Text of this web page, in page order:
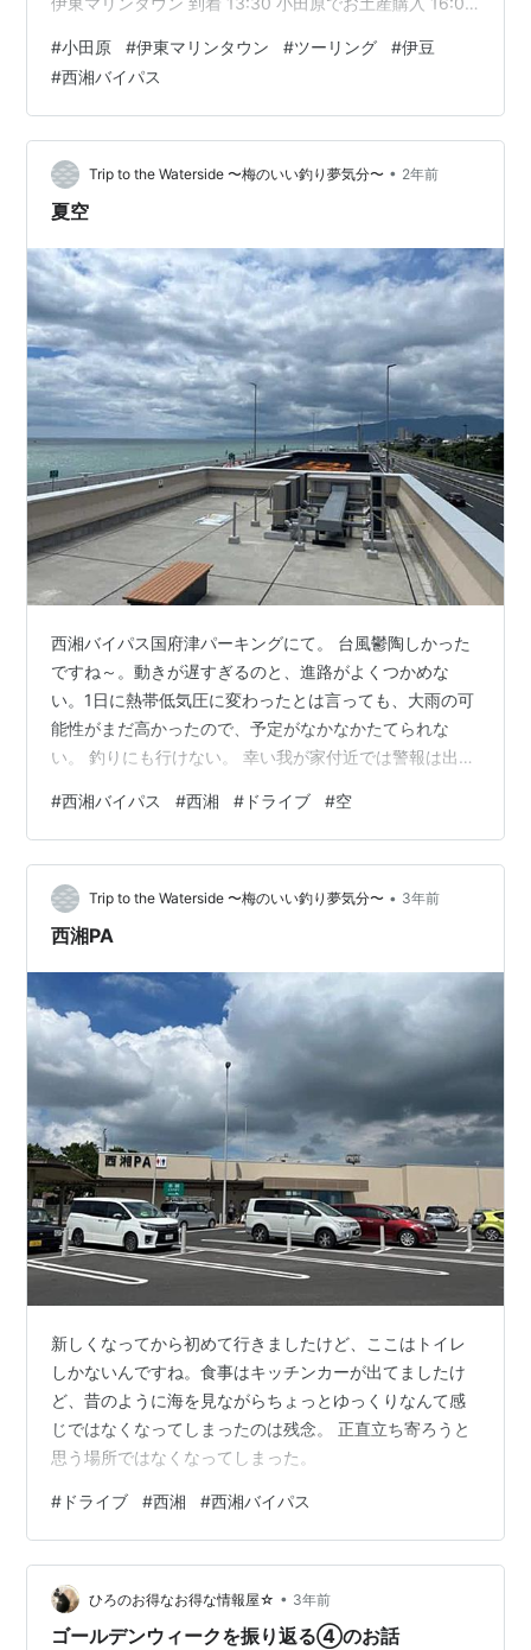
たくなったので、久々に伊豆まで行くことに。 突然です
が明日は伊豆へ行きます。早起きせねば。 — せきうスト
ーブ (@oilstoven025) 2024年9月6日 当日 7:00 出発 6
時起床。朝から少し頭痛がする。 朝食食べて準備して、
水…
#小田原 #伊東マリンタウン #ツーリング #伊豆
#西湘バイパス
Trip to the Waterside 〜梅のいい釣り夢気分〜 • 2年前
夏空
西湘バイパス国府津パーキングにて。 台風鬱陶しかった
ですね～。動きが遅すぎるのと、進路がよくつかめな
い。1日に熱帯低気圧に変わったとは言っても、大雨の可
能性がまだ高かったので、予定がなかなかたてられな
い。 釣りにも行けない。 幸い我が家付近では警報は出る
被害に遭われてしまった方々にはお見舞いを申し上げま
す。 昨日から横浜は天候も回復し若干の暑さが戻っては
きましたが、この先また真夏のような暑さが戻ってくる
のか？ はたまた9月に入ったこともあり、秋の風を感じ
られるようになるのか？ どちらにしても夏空の景色は少
#西湘バイパス #西湘 # ドライブ #空
Trip to the Waterside 〜梅のいい釣り夢気分〜 • 3年前
西湘PA
新しくなってから初めて行きましたけど、ここはトイレ
しかないんですね。食事はキッチンカーが出てましたけ
ど、昔のように海を見ながらちょっとゆっくりなんて感
じではなくなってしまったのは残念。 正直立ち寄ろうと
思う場所ではなくなってしまった。
# ドライブ #西湘 #西湘バイパス
ひろのお得なお得な情報屋☆ • 3年前
ゴールデンウィークを振り返る④のお話